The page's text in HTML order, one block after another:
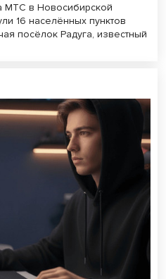
МТС в Новосибирской
16 населённых пунктов
посёлок Радуга, известный